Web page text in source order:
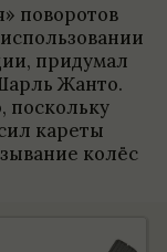
пово­ро­тов
при­думал
Жанто.
поскольку
кареты
колёс